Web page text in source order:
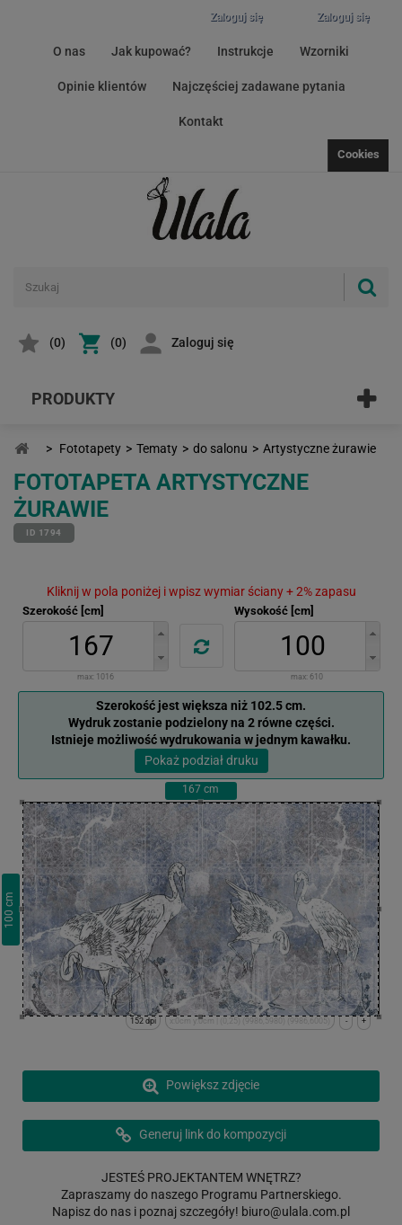
Zaloguj się
Zaloguj się
O nas Jak kupować? Instrukcje Wzorniki
Opinie klientów Najczęściej zadawane pytania
Kontakt
Cookies
(0) (0) Zaloguj się
PRODUKTY
> Fototapety > Tematy > do salonu > Artystyczne żurawie
FOTOTAPETA ARTYSTYCZNE
ŻURAWIE
ID 1794
Kliknij w pola poniżej i wpisz wymiar ściany + 2% zapasu
Szerokość [cm]
max: 1016
Wysokość [cm]
max: 610
Szerokość jest większa niż 102.5 cm.
Wydruk zostanie podzielony na 2 równe części.
Istnieje możliwość wydrukowania w jednym kawałku.
Pokaż podział druku
167 cm
100
cm
+
-
x:0cm y:0cm | (0,25) (9986,5980) (9986,6005)
152 dpi
Powiększ zdjęcie
Generuj link do kompozycji
JESTEŚ PROJEKTANTEM WNĘTRZ?
Zapraszamy do naszego Programu Partnerskiego.
Napisz do nas i poznaj szczegóły! biuro@ulala.com.pl